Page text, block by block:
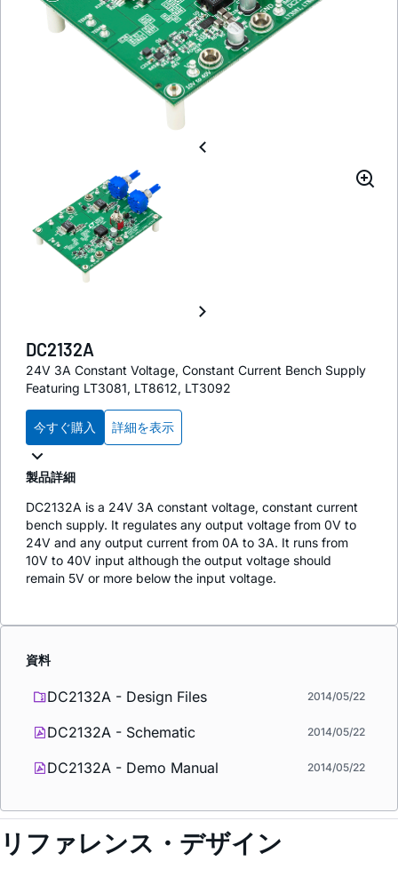
DC2132A
24V 3A Constant Voltage, Constant Current Bench Supply
Featuring LT3081, LT8612, LT3092
今すぐ購入 詳細を表示
製品詳細
DC2132A is a 24V 3A constant voltage, constant current
bench supply. It regulates any output voltage from 0V to
24V and any output current from 0A to 3A. It runs from
10V to 40V input although the output voltage should
remain 5V or more below the input voltage.
資料
DC2132A - Design Files 2014/05/22
DC2132A - Schematic 2014/05/22
DC2132A - Demo Manual 2014/05/22
リファレンス・デザイン